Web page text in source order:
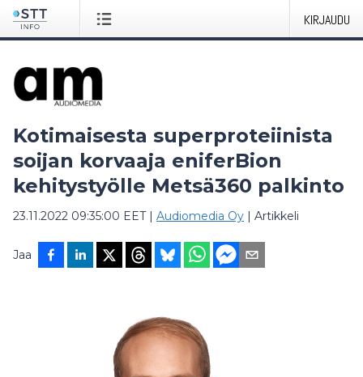
KIRJAUDU
Kotimaisesta superproteiinista
soijan korvaaja eniferBion
kehitystyölle Metsä360 palkinto
23.11.2022 09:35:00 EET| Audiomedia Oy | Artikkeli
Jaa